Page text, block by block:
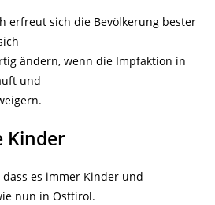
erfreut sich die Bevölkerung bester
ändern, wenn die Impfaktion in
und
Kinder
es immer Kinder und
nun in Osttirol.